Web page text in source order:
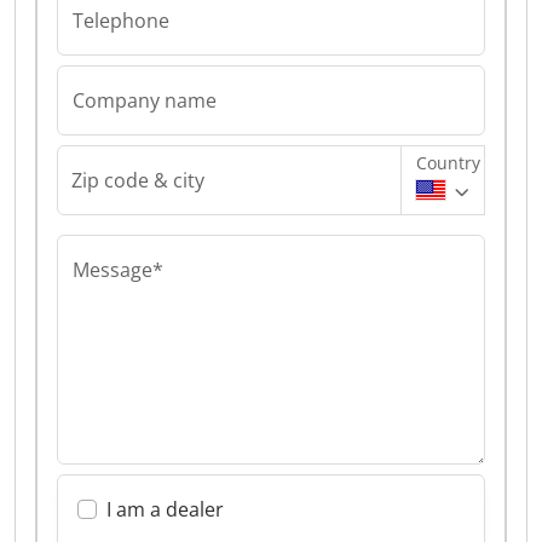
Telephone
Company name
Zip code & city
Country
Message*
I am a dealer